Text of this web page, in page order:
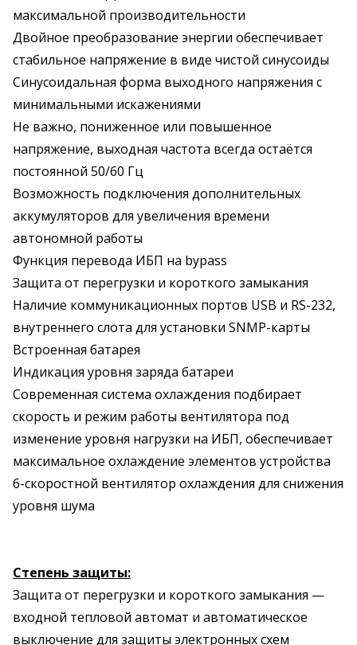
максимальной производительности
Двойное преобразование энергии обеспечивает
стабильное напряжение в виде чистой синусоиды
Синусоидальная форма выходного напряжения с
минимальными искажениями
Не важно, пониженное или повышенное
напряжение, выходная частота всегда остаётся
постоянной 50/60 Гц
Возможность подключения дополнительных
аккумуляторов для увеличения времени
автономной работы
Функция перевода ИБП на bypass
Защита от перегрузки и короткого замыкания
Наличие коммуникационных портов USB и RS-232,
внутреннего слота для установки SNMP-карты
Встроенная батарея
Индикация уровня заряда батареи
Современная система охлаждения подбирает
скорость и режим работы вентилятора под
изменение уровня нагрузки на ИБП, обеспечивает
максимальное охлаждение элементов устройства
6-скоростной вентилятор охлаждения для снижения
уровня шума
Степень защиты:
Защита от перегрузки и короткого замыкания —
входной тепловой автомат и автоматическое
выключение для защиты электронных схем